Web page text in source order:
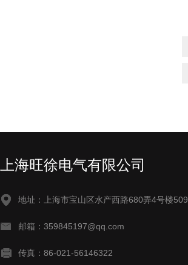
上海旺徐电气有限公司
地址：上海市宝山区水产西路680弄4号楼509
邮箱：359845197@qq.com
传真：86-021-56146322